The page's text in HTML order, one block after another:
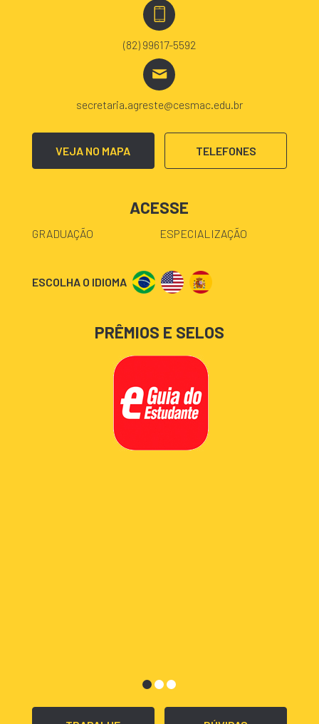
(82) 99617-5592
secretaria.agreste@cesmac.edu.br
VEJA NO MAPA TELEFONES
ACESSE
GRADUAÇÃO ESPECIALIZAÇÃO
ESCOLHA O IDIOMA
PRÊMIOS E SELOS